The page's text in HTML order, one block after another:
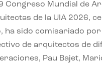
Congreso Mundial de
de la UIA 2026,
ha sido comisariado por
de arquitectos de
Pau Bajet,